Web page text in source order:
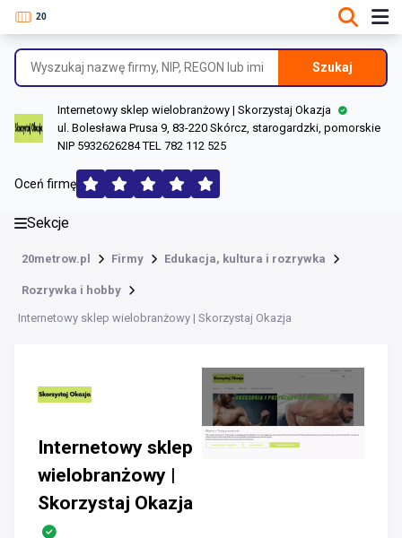
Szukaj
Internetowy sklep wielobranżowy | Skorzystaj Okazja
ul. Bolesława Prusa 9, 83-220 Skórcz, starogardzki, pomorskie
NIP 5932626284 TEL 782 112 525
Oceń firmę
Sekcje
20metrow.pl Firmy Edukacja, kultura i rozrywka
Rozrywka i hobby
Internetowy sklep wielobranżowy | Skorzystaj Okazja
Informacje o firmie
Dane rejestrowe
Lokalizacje
Opinie (146)
Internetowy sklep
wielobranżowy |
Skorzystaj Okazja